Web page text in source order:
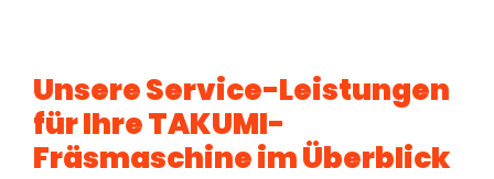
Unsere Service-Leistungen
für Ihre TAKUMI-
Fräsmaschine im Überblick